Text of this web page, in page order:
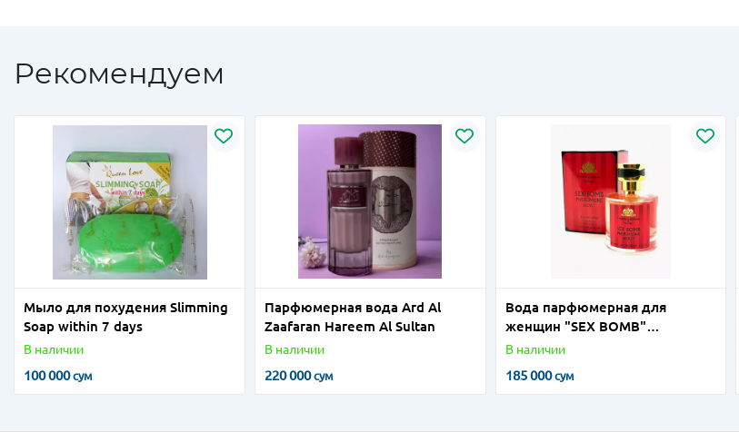
Рекомендуем
Мыло для похудения Slimming
Soap within 7 days
В наличии
100 000сум
Парфюмерная вода Ard Al
Zaafaran Hareem Al Sultan
В наличии
220 000сум
Вода парфюмерная для
женщин "SEX BOMB"
PHEROMONE SECRET, 100 мл
В наличии
185 000сум